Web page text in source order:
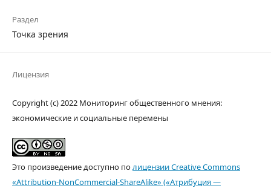
Раздел
Точка зрения
Лицензия
Copyright (c) 2022 Мониторинг общественного мнения:
экономические и социальные перемены
Это произведение доступно полицензии Creative Commons
«Attribution-NonCommercial-ShareAlike» («Атрибуция —